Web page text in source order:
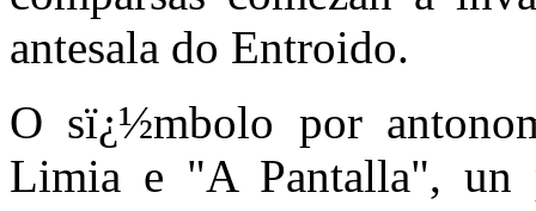
antesala do Entroido.
O sï¿½mbolo por
Limia e "A Pantalla", un